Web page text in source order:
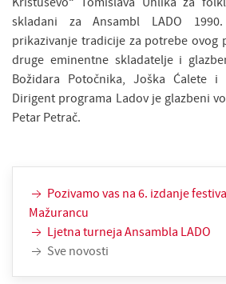
skladani za Ansambl LADO
prikazivanje tradicije za potrebe ovog
druge eminentne skladatelje i
Božidara Potočnika, Joška Ćalete i
Dirigent programa Ladov je glazbeni
Petar Petrač.
Pozivamo vas na 6. izdanje
Mažurancu
Ljetna turneja Ansambla LADO
Sve novosti